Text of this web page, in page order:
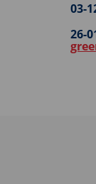
03-
26-